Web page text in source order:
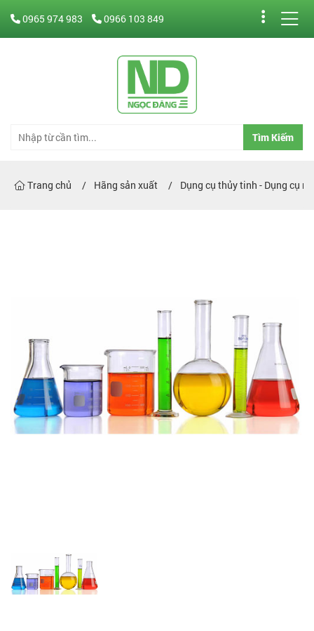
0965 974 983 0966 103 849
Tìm Kiếm
Trang chủ Hãng sản xuất Dụng cụ thủy tinh - Dụng cụ